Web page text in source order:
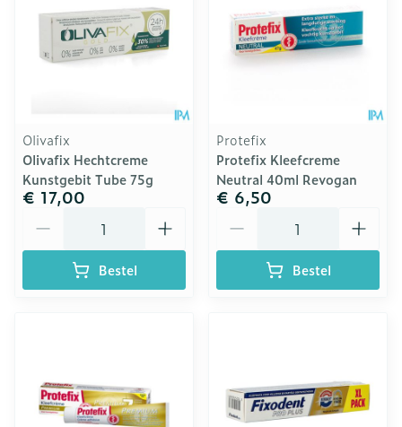
Olivafix
Olivafix Hechtcreme
Kunstgebit Tube 75g
€ 17,00
Bestel
Protefix
Protefix Kleefcreme
Neutral 40ml Revogan
€ 6,50
Bestel